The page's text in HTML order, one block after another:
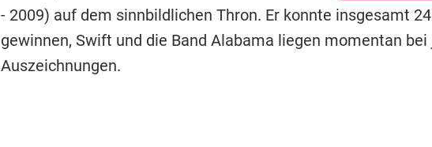
- 2009) auf dem sinnbildlichen Thron. Er konnte insgesamt
gewinnen, Swift und die Band Alabama liegen momentan bei
Auszeichnungen.